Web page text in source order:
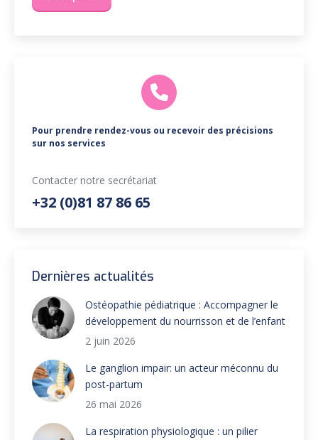
Pour prendre rendez-vous ou recevoir des précisions
sur nos services
Contacter notre secrétariat
+32 (0)81 87 86 65
Dernières actualités
Ostéopathie pédiatrique : Accompagner le
développement du nourrisson et de l’enfant
2 juin 2026
Le ganglion impair: un acteur méconnu du
post-partum
26 mai 2026
La respiration physiologique : un pilier